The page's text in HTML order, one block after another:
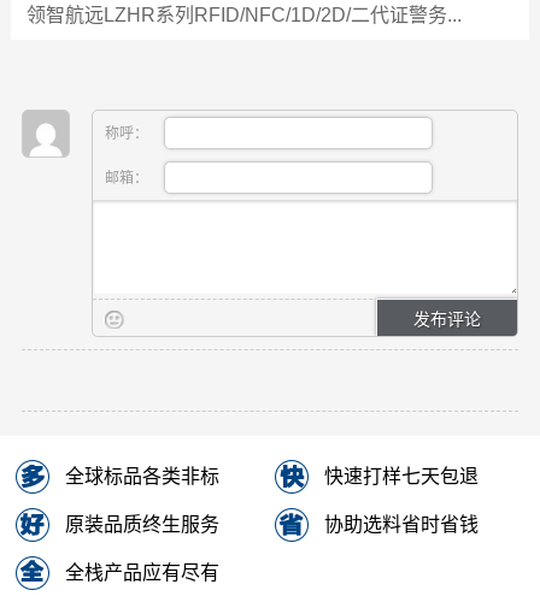
领智航远LZHR系列RFID/NFC/1D/2D/二代证警务...
称呼：
邮箱：
全球标品各类非标 快速打样七天包退
原装品质终生服务 协助选料省时省钱
全栈产品应有尽有